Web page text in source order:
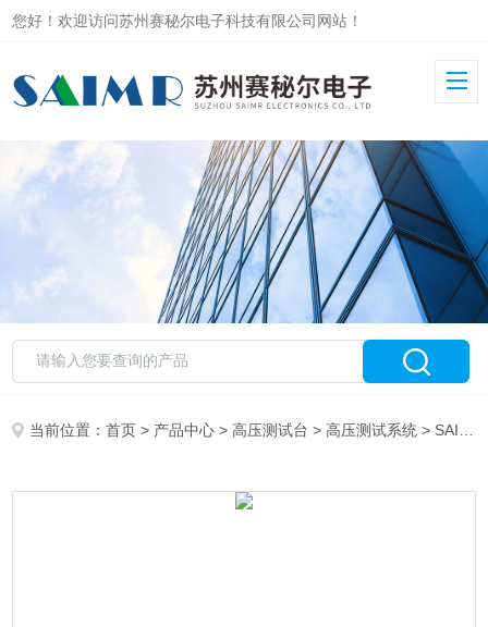
您好！欢迎访问苏州赛秘尔电子科技有限公司网站！
当前位置：首页 > 产品中心 >高压测试台 >高压测试系统 > SAIMR7000高压检测台 智能高效检测